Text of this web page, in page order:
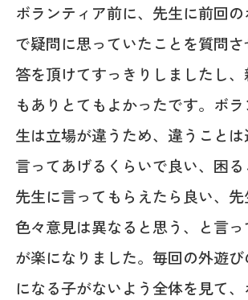
ボランティア前に、先生に前回
で疑問に思っていたことを質問
答を頂けてすっきりしましたし
もありとてもよかったです。ボ
生は立場が違うため、違うことは
言ってあげるくらいで良い、困
先生に言ってもらえたら良い、
色々意見は異なると思う、と言
が楽になりました。毎回の外遊
になる子がないよう全体を見て